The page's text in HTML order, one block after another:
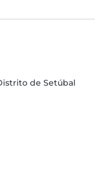
de Setúbal